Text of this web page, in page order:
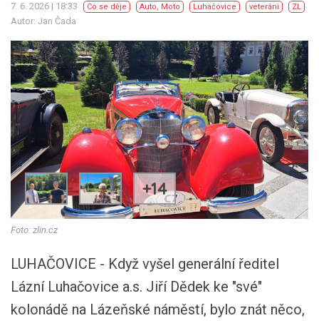
7. 6. 2026 | 18:33 Co se děje Auto, Moto Luhačovice veteráni ZL
Autor: Jan Čada
+14
Foto: zlin.cz
LUHAČOVICE - Když vyšel generální ředitel
Lázní Luhačovice a.s. Jiří Dědek ke "své"
kolonádě na Lázeňské náměstí, bylo znát něco,